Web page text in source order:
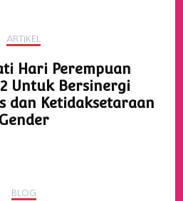
ARTIKEL
Hari Perempuan
Untuk Bersinergi
dan Ketidaksetaraan
Gender
BLOG